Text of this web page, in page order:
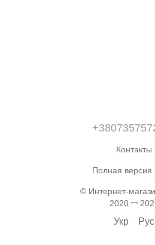
Контакты
Полная версия
© Интернет-
2020 ꟷ
Укр Рус